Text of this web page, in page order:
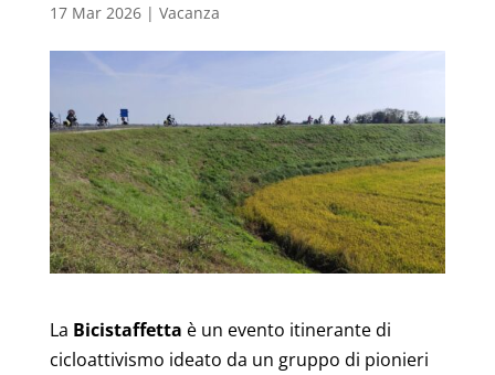
17 Mar 2026| Vacanza
La Bicistaffetta è un evento itinerante di
cicloattivismo ideato da un gruppo di pionieri